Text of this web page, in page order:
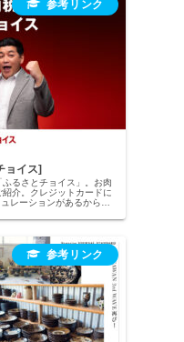
ョイス]
るさとチョイス」。お肉
介。クレジットカードに
レーションがあるから初